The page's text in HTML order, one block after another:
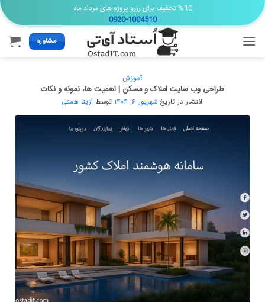
Skip
to
content
%10 تخفیف برای رزرو پروژه های مرداد ماه
0920-1004510
مشاوره
آموزش
طراحی وب سایت املاک و مسکن | اهمیت ها، نمونه و نکات
انتشار در تاریخ شهریور ۶, ۱۴۰۴ توسط آزیتا همتی